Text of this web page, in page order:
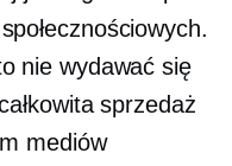
nie wydawać się
sprzedaż
mediów